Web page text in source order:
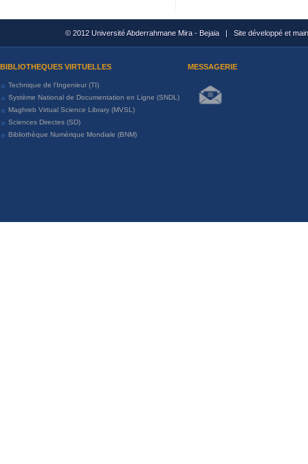
© 2012 Université Abderrahmane Mira - Bejaia | Site développé et
BIBLIOTHEQUES VIRTUELLES MESSAGERIE
Technique de l'Ingenieur (TI)
Système National de Documentation en Ligne (SNDL)
Maghreb Virtual Science Library (MVSL)
Sciences Directes (SD)
Bibliothèque Numérique Mondiale (BNM)